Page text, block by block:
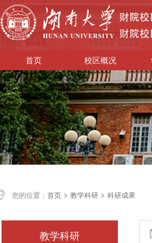
首页 校区概况
首页 教学科研 科研成果
教学科研